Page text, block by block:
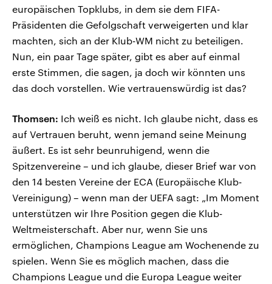
europäischen Topklubs, in dem sie dem FIFA-
Präsidenten die Gefolgschaft verweigerten und klar
machten, sich an der Klub-WM nicht zu beteiligen.
Nun, ein paar Tage später, gibt es aber auf einmal
erste Stimmen, die sagen, ja doch wir könnten uns
das doch vorstellen. Wie vertrauenswürdig ist das?
Thomsen: Ich weiß es nicht. Ich glaube nicht, dass es
auf Vertrauen beruht, wenn jemand seine Meinung
äußert. Es ist sehr beunruhigend, wenn die
Spitzenvereine – und ich glaube, dieser Brief war von
den 14 besten Vereine der ECA (Europäische Klub-
Vereinigung) – wenn man der UEFA sagt: „Im Moment
unterstützen wir Ihre Position gegen die Klub-
Weltmeisterschaft. Aber nur, wenn Sie uns
ermöglichen, Champions League am Wochenende zu
spielen. Wenn Sie es möglich machen, dass die
Champions League und die Europa League weiter